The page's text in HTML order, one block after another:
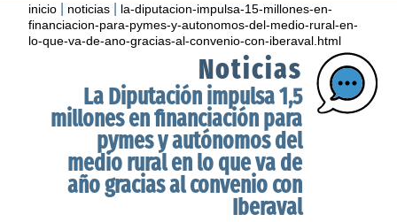
inicio noticias
la-diputacion-impulsa-15-millones-en-
financiacion-para-pymes-y-autonomos-del-medio-rural-en-
lo-que-va-de-ano-gracias-al-convenio-con-iberaval.html
Noticias
La Diputación impulsa 1,5
millones en financiación para
pymes y autónomos del
medio rural en lo que va de
año gracias al convenio con
Iberaval